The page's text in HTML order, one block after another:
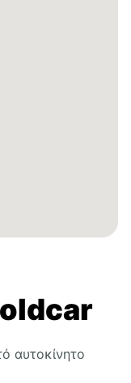
αυτοκίνητο